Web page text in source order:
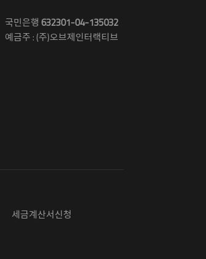
국민은행 632301-04-135032
예금주 : (주)오브제인터랙티브
세금계산서신청